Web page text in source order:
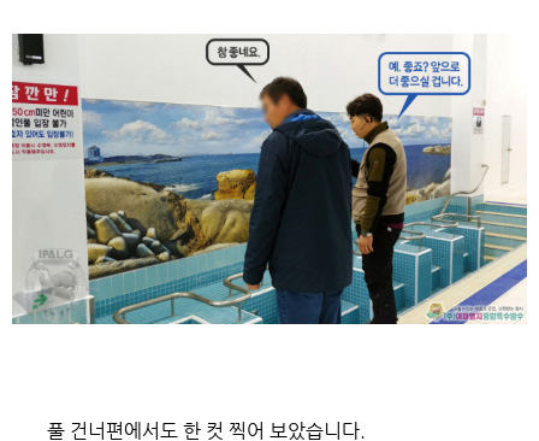
풀 건너편에서도 한 컷 찍어 보았습니다.